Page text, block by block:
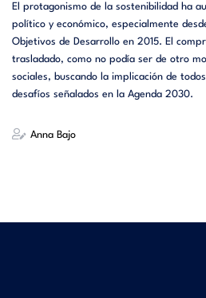
El protagonismo de la sostenibilidad ha
político y económico, especialmente
Objetivos de Desarrollo en 2015. El
trasladado, como no podía ser de otro
sociales, buscando la implicación de
desafíos señalados en la Agenda 2030.
Anna Bajo